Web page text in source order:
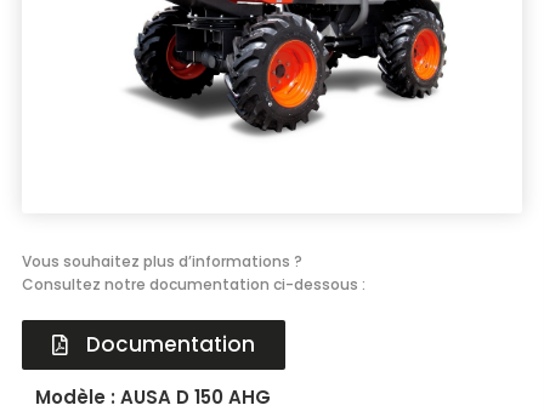
Organiser votre chantier
Vous souhaitez plus d’informations ?
Consultez notre documentation ci-dessous :
Documentation
Modèle : AUSA D 150 AHG